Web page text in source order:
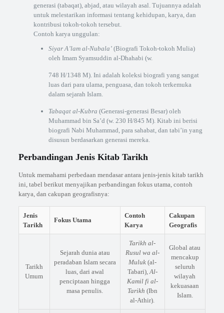
generasi (tabaqat), abjad, atau wilayah asal. Tujuannya adalah
untuk melestarikan informasi tentang kehidupan, karya, dan
kontribusi tokoh-tokoh tersebut.
Contoh karya unggulan:
Siyar A’lam al-Nubala’(Biografi Tokoh-tokoh Mulia)
oleh Imam Syamsuddin al-Dhahabi (w.
748 H/1348 M). Ini adalah koleksi biografi yang sangat
luas dari para ulama, penguasa, dan tokoh terkemuka
dalam sejarah Islam.
Tabaqat al-Kubra (Generasi-generasi Besar) oleh
Muhammad bin Sa’d (w. 230 H/845 M). Kitab ini berisi
biografi Nabi Muhammad, para sahabat, dan tabi’in yang
disusun berdasarkan generasi mereka.
Perbandingan Jenis Kitab Tarikh
Untuk memahami perbedaan mendasar antara jenis-jenis kitab tarikh
ini, tabel berikut menyajikan perbandingan fokus utama, contoh
karya, dan cakupan geografisnya:
Jenis
Tarikh
Fokus Utama
Contoh
Karya
Cakupan
Geografis
Tarikh
Umum
Sejarah dunia atau
peradaban Islam secara
luas, dari awal
penciptaan hingga
masa penulis.
Tarikh al-
Rusul wa al-
Muluk(al-
Tabari),Al-
Kamil fi al-
Tarikh (Ibn
al-Athir).
Global atau
mencakup
seluruh
wilayah
kekuasaan
Islam.